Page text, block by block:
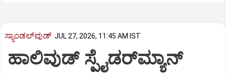
ಸ್ಯಾಂಡಲ್‌ವುಡ್‌ JUL 27, 2026, 11:45 AM IST
ಹಾಲಿವುಡ್‌ ಸ್ಪೈಡರ್‌ಮ್ಯಾನ್‌